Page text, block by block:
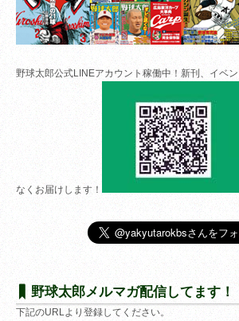
野球太郎公式LINEアカウント稼働中！新刊、イベ
なくお届けします！
野球太郎メルマガ配信してます！
下記のURLより登録してください。